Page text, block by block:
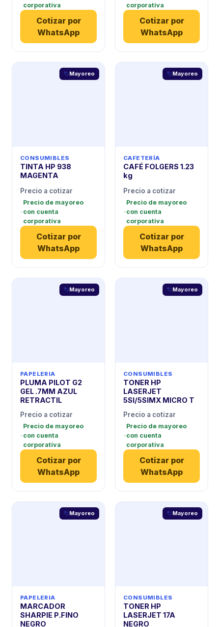
corporativa
Cotizar por
WhatsApp
corporativa
Cotizar por
WhatsApp
Mayoreo
CONSUMIBLES
TINTA HP 938
MAGENTA
Precio a cotizar
Precio de mayoreo
con cuenta
corporativa
Cotizar por
WhatsApp
Mayoreo
CAFETERÍA
CAFÉ FOLGERS 1.23
kg
Precio a cotizar
Precio de mayoreo
con cuenta
corporativa
Cotizar por
WhatsApp
Mayoreo
PAPELERIA
PLUMA PILOT G2
GEL .7MM AZUL
RETRACTIL
Precio a cotizar
Precio de mayoreo
con cuenta
corporativa
Cotizar por
WhatsApp
Mayoreo
CONSUMIBLES
TONER HP
LASERJET
5SI/5SIMX MICRO T
Precio a cotizar
Precio de mayoreo
con cuenta
corporativa
Cotizar por
WhatsApp
Mayoreo
PAPELERIA
MARCADOR
SHARPIE P.FINO
NEGRO
Mayoreo
CONSUMIBLES
TONER HP
LASERJET 17A
NEGRO